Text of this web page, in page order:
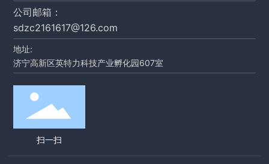
公司邮箱：
sdzc2161617@126.com
地址:
济宁高新区英特力科技产业孵化园607室
扫一扫